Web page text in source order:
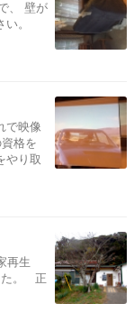
、 壁が
い。
で映像
格を
やり取
再生
た。 正